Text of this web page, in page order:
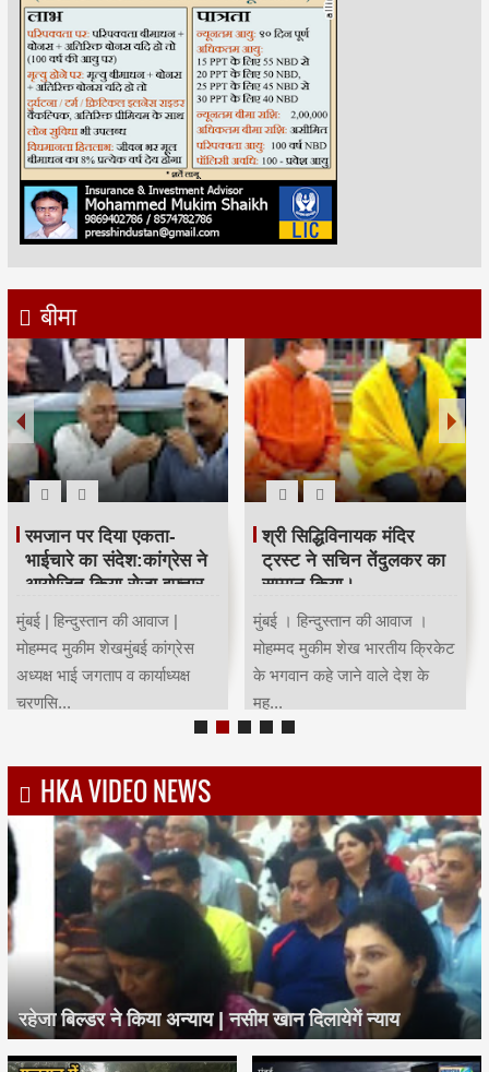
बीमा
रमजान पर दिया एकता-
भाईचारे का संदेश:कांग्रेस ने
आयोजित किया रोजा इफ्तार
मुंबई | हिन्दुस्तान की आवाज |
मोहम्मद मुकीम शेखमुंबई कांग्रेस
अध्यक्ष भाई जगताप व कार्याध्यक्ष
चरणसि...
श्री सिद्धिविनायक मंदिर
ट्रस्ट ने सचिन तेंदुलकर का
सम्मान किया।
मुंबई । हिन्दुस्तान की आवाज ।
मोहम्मद मुकीम शेख भारतीय क्रिकेट
के भगवान कहे जाने वाले देश के
मह...
HKA VIDEO NEWS
रहेजा बिल्डर ने किया अन्याय | नसीम खान दिलायेगें न्याय